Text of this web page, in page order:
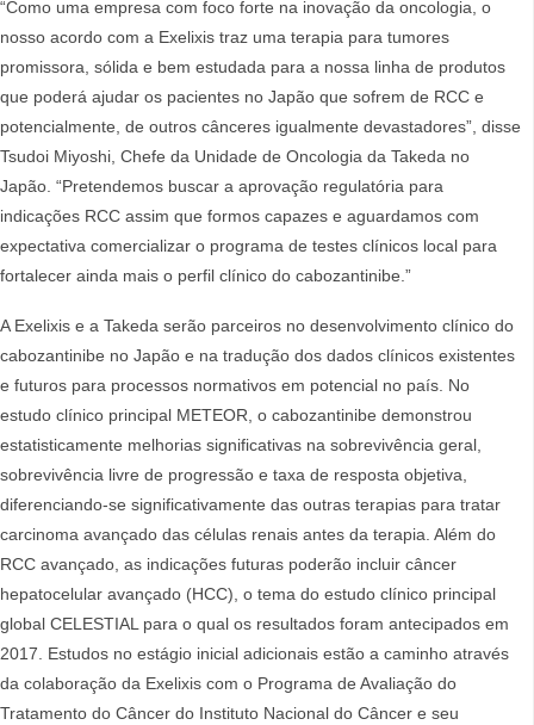
“Como uma empresa com foco forte na inovação da oncologia, o
nosso acordo com a Exelixis traz uma terapia para tumores
promissora, sólida e bem estudada para a nossa linha de produtos
que poderá ajudar os pacientes no Japão que sofrem de RCC e
potencialmente, de outros cânceres igualmente devastadores”, disse
Tsudoi Miyoshi, Chefe da Unidade de Oncologia da Takeda no
Japão. “Pretendemos buscar a aprovação regulatória para
indicações RCC assim que formos capazes e aguardamos com
expectativa comercializar o programa de testes clínicos local para
fortalecer ainda mais o perfil clínico do cabozantinibe.”
A Exelixis e a Takeda serão parceiros no desenvolvimento clínico do
cabozantinibe no Japão e na tradução dos dados clínicos existentes
e futuros para processos normativos em potencial no país. No
estudo clínico principal METEOR, o cabozantinibe demonstrou
estatisticamente melhorias significativas na sobrevivência geral,
sobrevivência livre de progressão e taxa de resposta objetiva,
diferenciando-se significativamente das outras terapias para tratar
carcinoma avançado das células renais antes da terapia. Além do
RCC avançado, as indicações futuras poderão incluir câncer
hepatocelular avançado (HCC), o tema do estudo clínico principal
global CELESTIAL para o qual os resultados foram antecipados em
2017. Estudos no estágio inicial adicionais estão a caminho através
da colaboração da Exelixis com o Programa de Avaliação do
Tratamento do Câncer do Instituto Nacional do Câncer e seu